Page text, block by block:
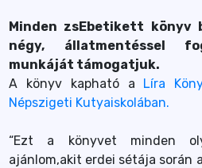
Minden zsEbetikett könyv
négy, állatmentéssel
munkáját támogatjuk.
A könyv kapható a Líra
Népszigeti Kutyaiskolában.
“Ezt a könyvet minden
ajánlom,akit erdei sétája során